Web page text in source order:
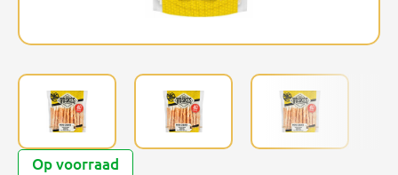
Op voorraad